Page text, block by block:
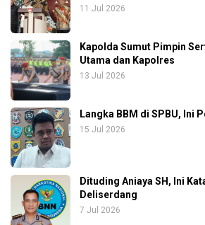
11 Jul 2026
Kapolda Sumut Pimpin
Utama dan Kapolres
13 Jul 2026
Langka BBM di SPBU, Ini
15 Jul 2026
Dituding Aniaya SH, Ini
Deliserdang
7 Jul 2026